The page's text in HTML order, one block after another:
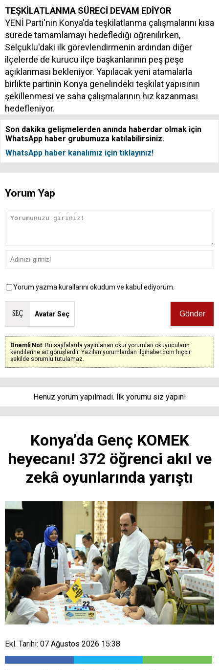
TEŞKİLATLANMA SÜRECİ DEVAM EDİYOR
YENİ Parti'nin Konya'da teşkilatlanma çalışmalarını kısa
sürede tamamlamayı hedeflediği öğrenilirken,
Selçuklu'daki ilk görevlendirmenin ardından diğer
ilçelerde de kurucu ilçe başkanlarının peş peşe
açıklanması bekleniyor. Yapılacak yeni atamalarla
birlikte partinin Konya genelindeki teşkilat yapısının
şekillenmesi ve saha çalışmalarının hız kazanması
hedefleniyor.
Son dakika gelişmelerden anında haberdar olmak için
WhatsApp haber grubumuza katılabilirsiniz.
WhatsApp haber kanalımız için tıklayınız!
Yorum Yap
Yorum yazma kurallarını okudum ve kabul ediyorum.
Avatar Seç
Önemli Not: Bu sayfalarda yayınlanan okur yorumları okuyucuların
kendilerine ait görüşlerdir. Yazılan yorumlardan ilgihaber.com hiçbir
şekilde sorumlu tutulamaz.
Henüz yorum yapılmadı. İlk yorumu siz yapın!
Konya’da Genç KOMEK
heyecanı! 372 öğrenci akıl ve
zekâ oyunlarında yarıştı
Ekl. Tarihi: 07 Ağustos 2026 15:38